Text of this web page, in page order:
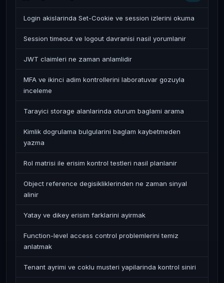
Login akislarinda Set-Cookie ve session izlerini okuma
Session timeout ve logout davranisi nasil yorumlanir
JWT claimleri ne zaman anlamlidir
MFA ve ikinci adim kontrollerini laboratuvar gozuyla
inceleme
Tarayici storage alanlarinda oturum baglami arama
Kimlik dogrulama bulgularini baglam kaybetmeden
yazma
Rol matrisi ile erisim kontrol testleri nasil planlanir
Object reference degisikliklerinden ne zaman sinyal
alinir
Yatay ve dikey erisim farklarini ayirmak
Function-level access control problemlerini temiz
anlatmak
Tenant ayrimi ve coklu musteri yapilarinda kontrol siniri